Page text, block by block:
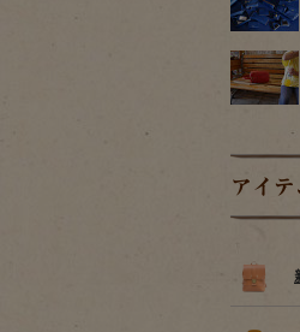
アイ